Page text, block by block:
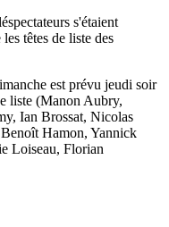
s'étaient
têtes de liste des
est prévu jeudi soir
liste (Manon Aubry,
Ian Brossat, Nicolas
Hamon, Yannick
Loiseau, Florian